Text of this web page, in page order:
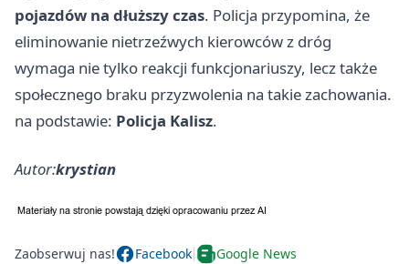
pojazdów na dłuższy czas. Policja przypomina, że
eliminowanie nietrzeźwych kierowców z dróg
wymaga nie tylko reakcji funkcjonariuszy, lecz także
społecznego braku przyzwolenia na takie zachowania.
na podstawie: Policja Kalisz.
Autor:krystian
Zaobserwuj nas! Facebook Google News